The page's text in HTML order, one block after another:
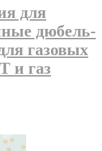
для
дюбель-
газовых
и газ